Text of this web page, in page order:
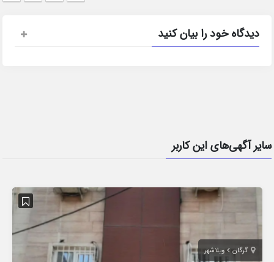
دیدگاه خود را بیان کنید
سایر آگهی‌های این کاربر
گرگان ویلاشهر